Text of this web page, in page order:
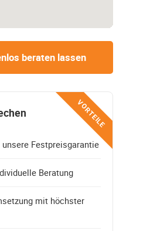
beraten lassen
VORTEILE
Festpreisgarantie
Beratung
mit höchster